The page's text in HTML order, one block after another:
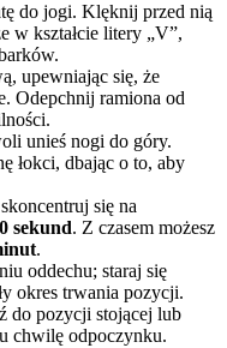
do jogi. Klęknij przed nią
w kształcie litery „V”,
upewniając się, że
Odepchnij ramiona od
unieś nogi do góry.
łokci, dbając o to, aby
się na
sekund. Z czasem możesz
.
oddechu; staraj się
okres trwania pozycji.
do pozycji stojącej lub
chwilę odpoczynku.